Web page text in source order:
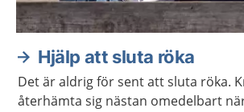
Hjälp att sluta röka
Det är aldrig för sent att sluta röka.
återhämta sig nästan omedelbart